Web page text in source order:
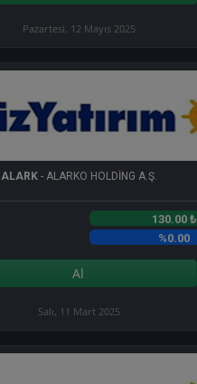
Pazartesi, 12 Mayıs 2025
ALARK- ALARKO HOLDİNG A.Ş.
130.00 ₺
%0.00
Al
Salı, 11 Mart 2025